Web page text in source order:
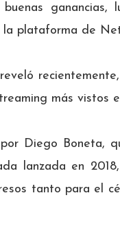
la plataforma de
más vistos
Diego Boneta,
lanzada en
tanto para el